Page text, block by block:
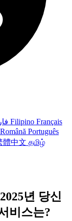
Filipino Français
Română Português
體中文 தமிழ்
년 당신
비스는?